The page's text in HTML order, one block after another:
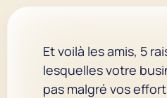
Et voilà les amis, 5
lesquelles votre
pas malgré vos